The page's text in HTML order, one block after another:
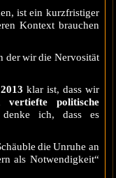
ist ein kurzfristiger
Kontext brauchen
der wir die Nervosität
klar ist, dass wir
vertiefte politische
denke ich, dass es
die Unruhe an
als Notwendigkeit“